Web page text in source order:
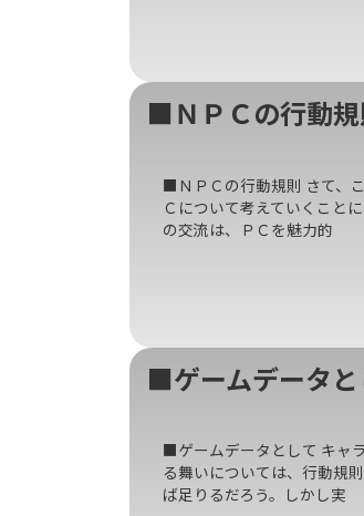
■ＮＰＣの行動規
■ＮＰＣの行動規則 さて、
Ｃについて考えていくこと
の交流は、ＰＣを魅力的
■ゲームデータと
■ゲームデータとして キャ
る舞いについては、行動規
ば足りるだろう。しかし実